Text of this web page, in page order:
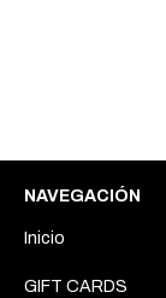
NAVEGACIÓN
Inicio
GIFT CARDS